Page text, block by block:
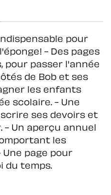
pour
- Des pages
pour passer l'année
de Bob et ses
les enfants
scolaire. - Une
ses devoirs et
- Un aperçu annuel
les
page pour
du temps.